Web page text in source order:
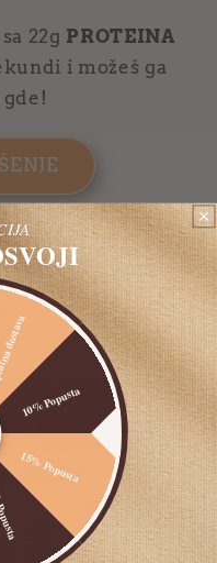
22g PROTEINA
i možeš ga
dostava
10% Popusta
15% Popusta